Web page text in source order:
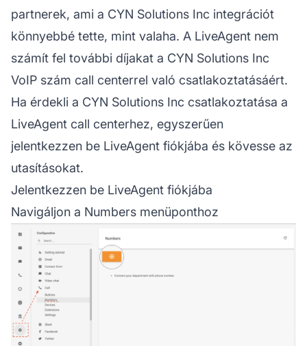
partnerek, ami a CYN Solutions Inc integrációt
könnyebbé tette, mint valaha. A LiveAgent nem
számít fel további díjakat a CYN Solutions Inc
VoIP szám call centerrel való csatlakoztatásáért.
Ha érdekli a CYN Solutions Inc csatlakoztatása a
LiveAgent call centerhez, egyszerűen
jelentkezzen be LiveAgent fiókjába és kövesse az
utasításokat.
Jelentkezzen be LiveAgent fiókjába
Navigáljon a Numbers menüponthoz